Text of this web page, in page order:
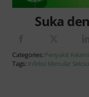
Suka
Categories: Penyakit
Tags: Infeksi Menular